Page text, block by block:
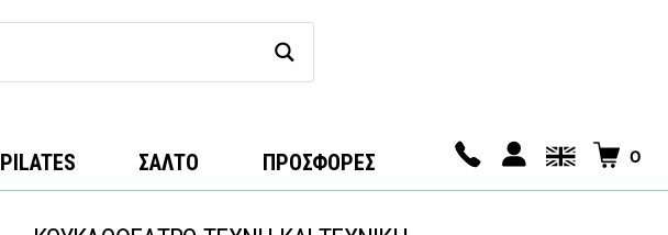
PILATES ΣΑΛΤΟ ΠΡΟΣΦΟΡΕΣ 0